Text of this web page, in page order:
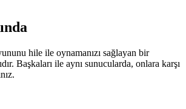
hile ile oynamanızı sağlayan bir
Başkaları ile aynı sunucularda, onlara karşı